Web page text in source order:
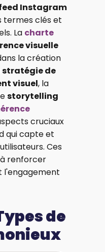
Instagram
termes clés et
La charte
visuelle
la création
stratégie de
visuel, la
storytelling
cruciaux
qui capte et
Ces
renforcer
l'engagement
de